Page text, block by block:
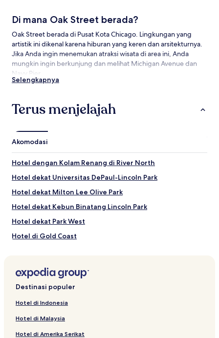
Di mana Oak Street berada?
Oak Street berada di Pusat Kota Chicago. Lingkungan yang
artistik ini dikenal karena hiburan yang keren dan arsitekturnya.
Jika Anda ingin menemukan atraksi wisata di area ini, Anda
mungkin ingin berkunjung dan melihat Michigan Avenue dan
Navy Pier.
Yang Wajib Dikunjungi di Oak Street
Soldier Field
United Center
McCormick Place
Aktivitas di Oak Street
State Street
Broadway Playhouse
Water Tower Place
Selengkapnya
Terus menjelajah
Akomodasi
Hotel dengan Kolam Renang di River North
Hotel dekat Universitas DePaul-Lincoln Park
Hotel dekat Milton Lee Olive Park
Hotel dekat Kebun Binatang Lincoln Park
Hotel dekat Park West
Hotel di Gold Coast
Hotel dekat Roosevelt University
Hotel dekat Shops at North Bridge
Destinasi populer
Hotel di Indonesia
Hotel di Malaysia
Hotel di Amerika Serikat